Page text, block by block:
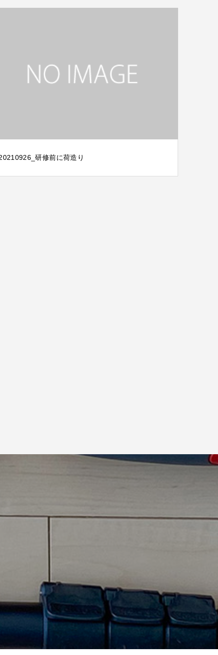
研修前に荷造り